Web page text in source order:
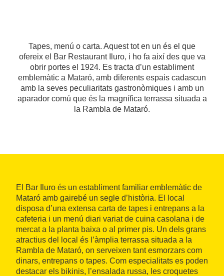
Tapes, menú o carta. Aquest tot en un és el que
ofereix el Bar Restaurant Iluro, i ho fa així des que va
obrir portes el 1924. Es tracta d’un establiment
emblemàtic a Mataró, amb diferents espais cadascun
amb la seves peculiaritats gastronòmiques i amb un
aparador comú que és la magnífica terrassa situada a
la Rambla de Mataró.
El Bar Iluro és un establiment familiar emblemàtic de
Mataró amb gairebé un segle d’història. El local
disposa d’una extensa carta de tapes i entrepans a la
cafeteria i un menú diari variat de cuina casolana i de
mercat a la planta baixa o al primer pis. Un dels grans
atractius del local és l’àmplia terrassa situada a la
Rambla de Mataró, on serveixen tant esmorzars com
dinars, entrepans o tapes. Com especialitats es poden
destacar els bikinis, l’ensalada russa, les croquetes